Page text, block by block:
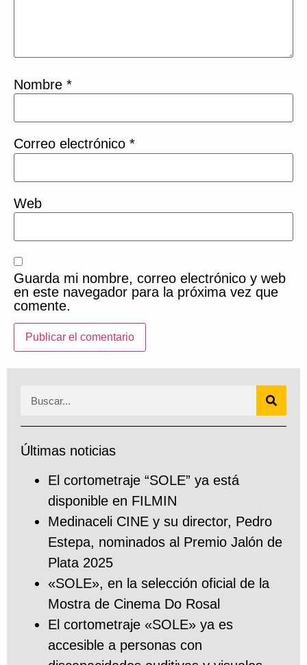
Nombre *
Correo electrónico *
Web
Guarda mi nombre, correo electrónico y web
en este navegador para la próxima vez que
comente.
Últimas noticias
El cortometraje “SOLE” ya está
disponible en FILMIN
Medinaceli CINE y su director, Pedro
Estepa, nominados al Premio Jalón de
Plata 2025
«SOLE», en la selección oficial de la
Mostra de Cinema Do Rosal
El cortometraje «SOLE» ya es
accesible a personas con